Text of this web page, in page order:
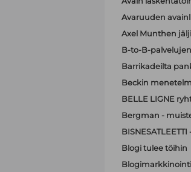
Avaruuden
Axel Munthen
B-to-B-
Barrikadeilta
Beckin
BELLE LIGNE
Bergman -
Blogi tulee töihin